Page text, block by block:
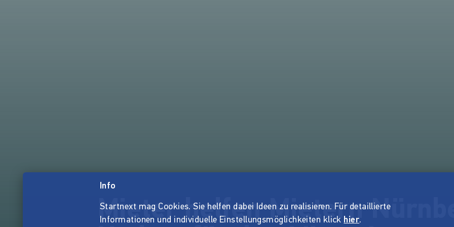
Mieter helfen Mietern
Info
Startnext mag Cookies. Sie helfen dabei Ideen zu realisieren. Für detaillierte
Informationen und individuelle Einstellungsmöglichkeiten klick hier.